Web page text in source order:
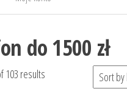
do 1500 zł
103 results